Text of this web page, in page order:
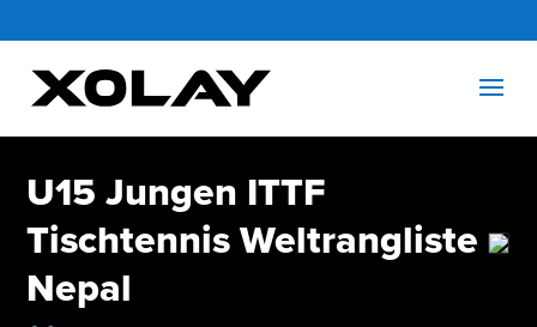
U15 Jungen ITTF
Tischtennis Weltrangliste
Nepal